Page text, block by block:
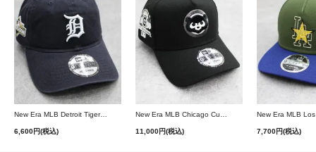
New Era MLB Detroit Tigers Postseason 9Twenty Strapback Cap - Navy
6,600円(税込) 11,000円(税込) 7,700円(税込)